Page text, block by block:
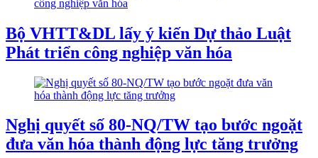
Bộ VHTT&DL lấy ý kiến Dự thảo Luật
Phát triển công nghiệp văn hóa
Nghị quyết số 80-NQ/TW tạo bước ngoặt
đưa văn hóa thành động lực tăng trưởng